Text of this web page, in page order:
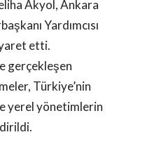
Akyol, Ankara
Yardımcısı
etti.
gerçekleşen
Türkiye’nin
yerel yönetimlerin